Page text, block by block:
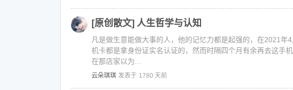
[原创散文] 人生哲学与认知
凡是做生意能做大事的人，他的记忆力都是起强的，在2021年
机卡都是拿身份证实名认证的，然而时隔四个月有余再去这手
在那店家以为...
云朵琪琪 发表于 1780 天前